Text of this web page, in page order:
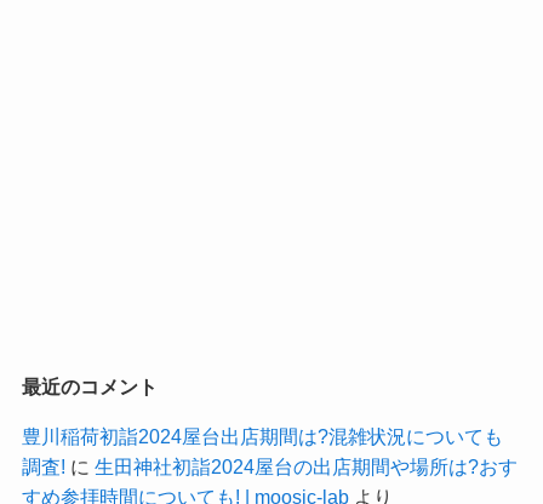
最近のコメント
豊川稲荷初詣2024屋台出店期間は?混雑状況についても
調査! に 生田神社初詣2024屋台の出店期間や場所は?おす
すめ参拝時間についても! | moosic-labより